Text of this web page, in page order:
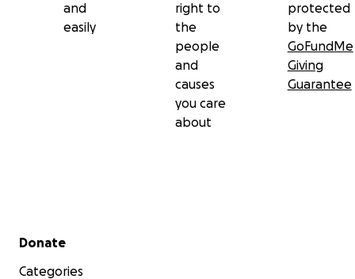
and
easily
right to
the
people
and
causes
you care
about
protected
by the
GoFundMe
Giving
Guarantee
Secondary menu
Donate
Categories